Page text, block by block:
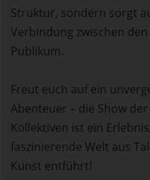
Struktur, sondern sorgt
Verbindung zwischen
Publikum.
Freut euch auf ein
Abenteuer – die Show
Kollektiven ist ein
faszinierende Welt aus
Kunst entführt!